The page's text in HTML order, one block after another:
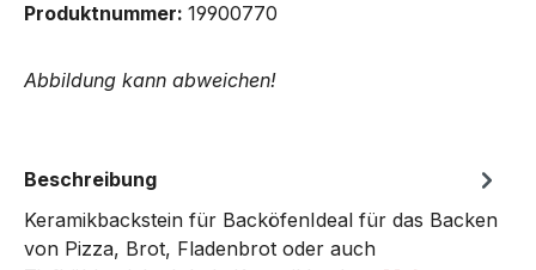
Produktnummer: 19900770
Abbildung kann abweichen!
Beschreibung
Keramikbackstein für BacköfenIdeal für das Backen
von Pizza, Brot, Fladenbrot oder auch